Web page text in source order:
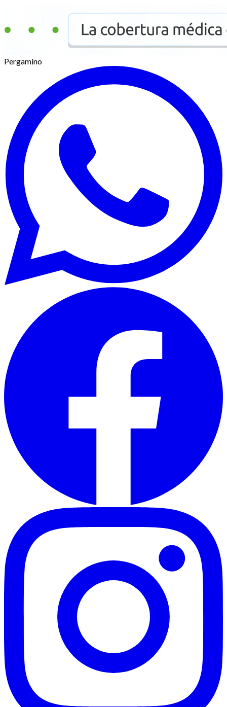
Pergamino